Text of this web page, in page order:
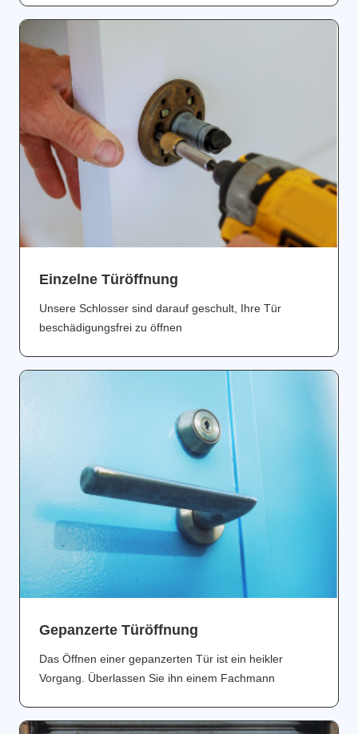
Einzelne Türöffnung
Unsere Schlosser sind darauf geschult, Ihre Tür
beschädigungsfrei zu öffnen
Gepanzerte Türöffnung
Das Öffnen einer gepanzerten Tür ist ein heikler
Vorgang. Überlassen Sie ihn einem Fachmann